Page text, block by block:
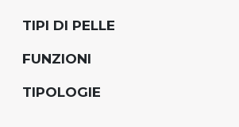
TIPI DI PELLE
FUNZIONI
TIPOLOGIE